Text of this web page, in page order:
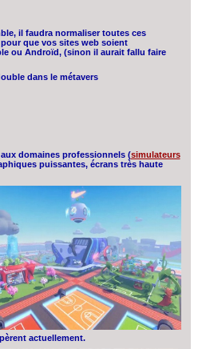
il faudra normaliser toutes ces
que vos sites web soient
ou Androïd, (sinon il aurait fallu faire
dans le métavers
domaines professionnels (simulateurs
puissantes, écrans très haute
actuellement.